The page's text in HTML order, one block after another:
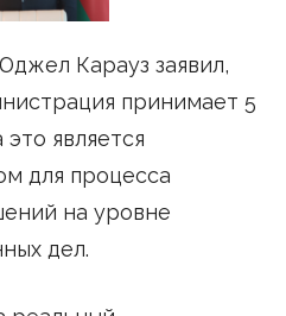
Карауз заявил,
принимает 5
является
для процесса
на уровне
дел.